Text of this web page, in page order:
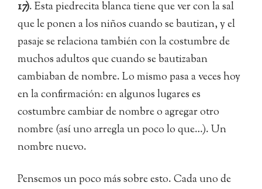
17). Esta piedrecita blanca tiene que ver con la sal
que le ponen a los niños cuando se bautizan, y el
pasaje se relaciona también con la costumbre de
muchos adultos que cuando se bautizaban
cambiaban de nombre. Lo mismo pasa a veces hoy
en la confirmación: en algunos lugares es
costumbre cambiar de nombre o agregar otro
nombre (así uno arregla un poco lo que…). Un
nombre nuevo.
Pensemos un poco más sobre esto. Cada uno de